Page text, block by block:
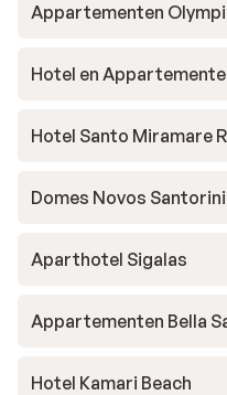
Appartementen
Hotel en
Hotel Santo Miramare
Domes Novos
Aparthotel Sigalas
Appartementen Bella
Hotel Kamari Beach